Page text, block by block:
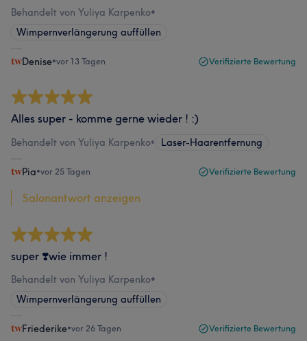
Behandelt von Yuliya Karpenko•
Wimpernverlängerung auffüllen
Denise•vor 13 Tagen Verifizierte Bewertung
Alles super - komme gerne wieder ! :)
Behandelt von Yuliya Karpenko• Laser-Haarentfernung
Pia•vor 25 Tagen Verifizierte Bewertung
Salonantwort anzeigen
super ❣️wie immer !
Behandelt von Yuliya Karpenko•
Wimpernverlängerung auffüllen
Friederike•vor 26 Tagen Verifizierte Bewertung